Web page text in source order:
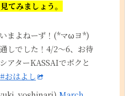
みましょう。
まよねーず！(*マωヨ*)
しでした！4/2～6、お待
アターKASSAIでボクと
#おはよし